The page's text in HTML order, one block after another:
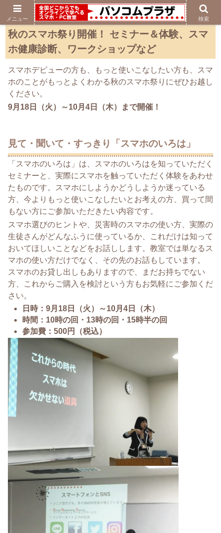
秋のスマホ祭り開催！ セミナー＆体験、スマ
ホ健康診断、ワークショップなど
スマホデビューの方も、もっと使いこなしたい方も、スマ
ホのことがもっとよくわかる秋のスマホ祭りにぜひお越し
ください。
9月18日（火）～10月4日（木）まで開催！
見て・聞いて・すっきり「スマホのいろは」
「スマホのいろは」は、スマホのいろはを知っていただく
セミナーと、実際にスマホを触っていただく体験をあわせ
たものです。スマホにしようかどうしようか迷っている
方、今よりもっと使いこなしたいとお考えの方、買って間
もない方にご参加いただきたい内容です。
スマホ選びのヒントや、災害時のスマホの使い方、実際の
生徒さんがどんなふうに使っているか、これだけは知って
おいてほしいことなどをお話しします。教室では単なるス
マホの使い方だけでなく、その先のお話もしています。
スマホのお貸し出しもありますので、まだお持ちでない
方、これからご購入を検討という方もお気軽にご参加くだ
さい。
日時：9月18日（火）～10月4日（木）
時間：10時の回・13時の回・15時半の回
参加費：500円（税込）
メニュー 検索